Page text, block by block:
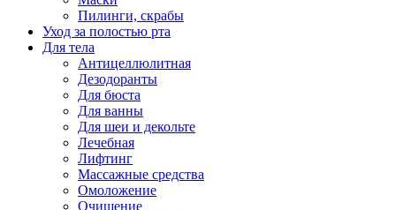
Пилинги, скрабы
Уход за полостью рта
Для тела
Антицеллюлитная
Дезодоранты
Для бюста
Для ванны
Для шеи и декольте
Лечебная
Лифтинг
Массажные средства
Омоложение
Очищение